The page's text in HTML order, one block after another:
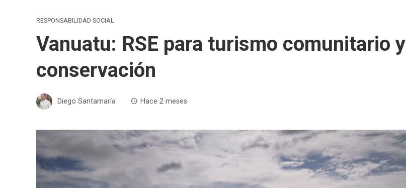
RESPONSABILIDAD SOCIAL
Vanuatu: RSE para turismo comunitario y
conservación
Diego Santamaría Hace 2 meses